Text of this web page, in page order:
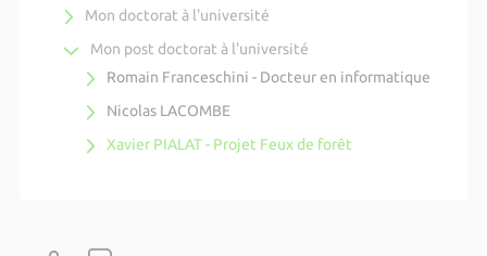
Mon doctorat à l'université
Mon post doctorat à l'université
Romain Franceschini - Docteur en informatique
Nicolas LACOMBE
Xavier PIALAT - Projet Feux de forêt